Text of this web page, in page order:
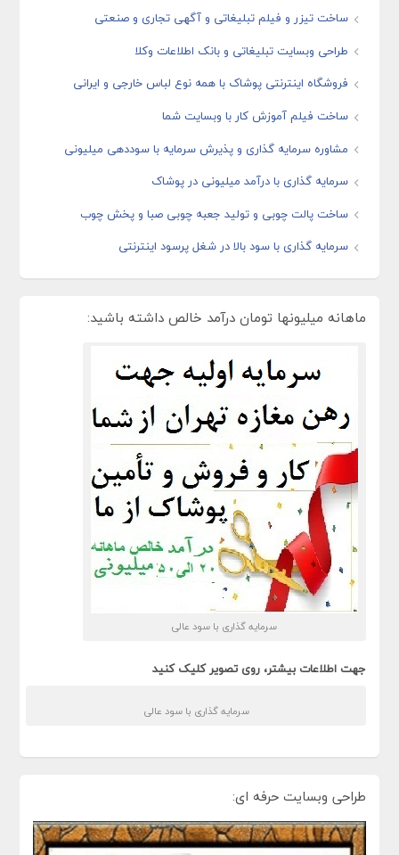
ساخت تیزر و فیلم تبلیغاتی و آگهی تجاری و صنعتی
طراحی وبسایت تبلیغاتی و بانک اطلاعات وکلا
فروشگاه اینترنتی پوشاک با همه نوع لباس خارجی و ایرانی
ساخت فیلم آموزش کار با وبسایت شما
مشاوره سرمایه گذاری و پذیرش سرمایه با سوددهی میلیونی
سرمایه گذاری با درآمد میلیونی در پوشاک
ساخت پالت چوبی و تولید جعبه چوبی صبا و پخش چوب
سرمایه گذاری با سود بالا در شغل پرسود اینترنتی
ماهانه میلیونها تومان درآمد خالص داشته باشید:
سرمایه گذاری با سود عالی
جهت اطلاعات بیشتر، روی تصویر کلیک کنید
سرمایه گذاری با سود عالی
طراحی وبسایت حرفه ای: